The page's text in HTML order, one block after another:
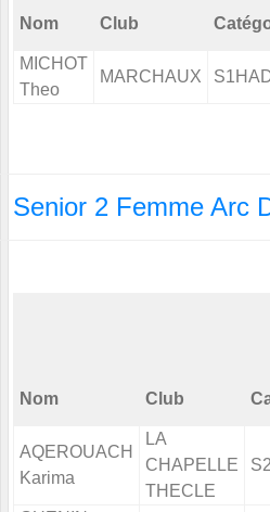
Nom Club
MICHOT
Theo
MARCHAUX
Senior 2 Femme Arc
Nom Club
AQEROUACH
Karima
LA
CHAPELLE
THECLE